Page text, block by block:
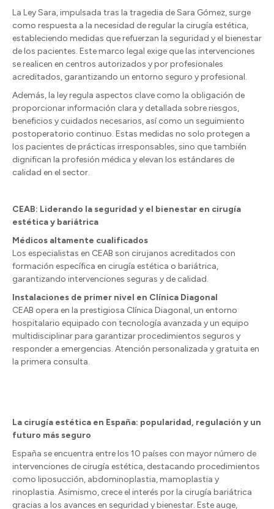
La Ley Sara, impulsada tras la tragedia de Sara Gómez, surge
como respuesta a la necesidad de regular la cirugía estética,
estableciendo medidas que refuerzan la seguridad y el bienestar
de los pacientes. Este marco legal exige que las intervenciones
se realicen en centros autorizados y por profesionales
acreditados, garantizando un entorno seguro y profesional.
Además, la ley regula aspectos clave como la obligación de
proporcionar información clara y detallada sobre riesgos,
beneficios y cuidados necesarios, así como un seguimiento
postoperatorio continuo. Estas medidas no solo protegen a
los pacientes de prácticas irresponsables, sino que también
dignifican la profesión médica y elevan los estándares de
calidad en el sector.
CEAB: Liderando la seguridad y el bienestar en cirugía
estética y bariátrica
Médicos altamente cualificados
Los especialistas en CEAB son cirujanos acreditados con
formación específica en cirugía estética o bariátrica,
garantizando intervenciones seguras y de calidad.
Instalaciones de primer nivel en Clínica Diagonal
CEAB opera en la prestigiosa Clínica Diagonal, un entorno
hospitalario equipado con tecnología avanzada y un equipo
multidisciplinar para garantizar procedimientos seguros y
responder a emergencias. Atención personalizada y gratuita en
la primera consulta.
La cirugía estética en España: popularidad, regulación y un
futuro más seguro
España se encuentra entre los 10 países con mayor número de
intervenciones de cirugía estética, destacando procedimientos
como liposucción, abdominoplastia, mamoplastia y
rinoplastia. Asimismo, crece el interés por la cirugía bariátrica
gracias a los avances en seguridad y bienestar. Este auge,